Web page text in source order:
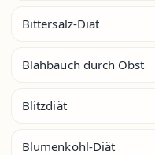
Bittersalz-Diät
Blähbauch durch Obst
Blitzdiät
Blumenkohl-Diät